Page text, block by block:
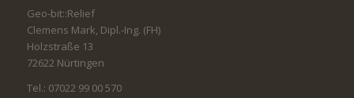
Geo-bit::Relief
Clemens Mark, Dipl.-Ing. (FH)
Holzstraße 13
72622 Nürtingen
Tel.: 07022 99 00 570